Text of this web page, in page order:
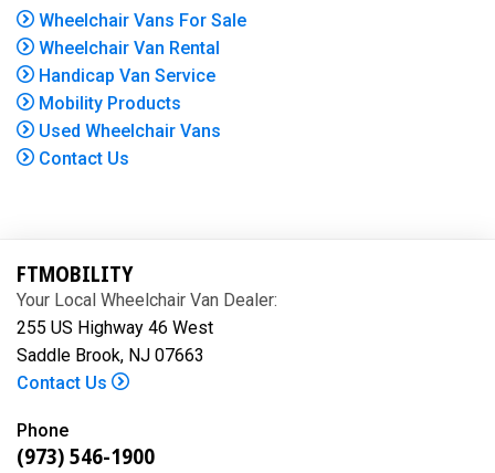
Wheelchair Vans For Sale
Wheelchair Van Rental
Handicap Van Service
Mobility Products
Used Wheelchair Vans
Contact Us
FTMOBILITY
Your Local Wheelchair Van Dealer:
255 US Highway 46 West
Saddle Brook, NJ 07663
Contact Us
Phone
(973) 546-1900